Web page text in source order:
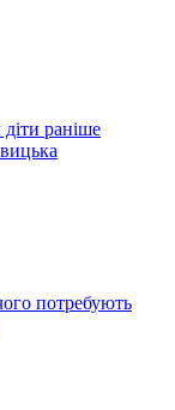
раніше
потребують